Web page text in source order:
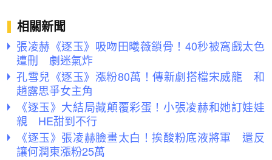
相關新聞
張凌赫《逐玉》吸吻田曦薇鎖骨！40秒被窩戲太色
遭刪 劇迷氣炸
孔雪兒《逐玉》漲粉80萬！傳新劇搭檔宋威龍 和
趙露思爭女主角
《逐玉》大結局藏顛覆彩蛋！小張凌赫和她訂娃娃
親 HE甜到不行
《逐玉》張凌赫臉畫太白！挨酸粉底液將軍 還反
讓何潤東漲粉25萬